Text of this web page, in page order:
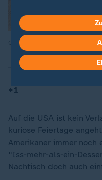
Quelle: Cynthia Barcomi
+1
Auf die USA ist kein
kuriose Feiertage
Amerikaner immer
"Iss-mehr-als-ein-
Nachtisch doch auch